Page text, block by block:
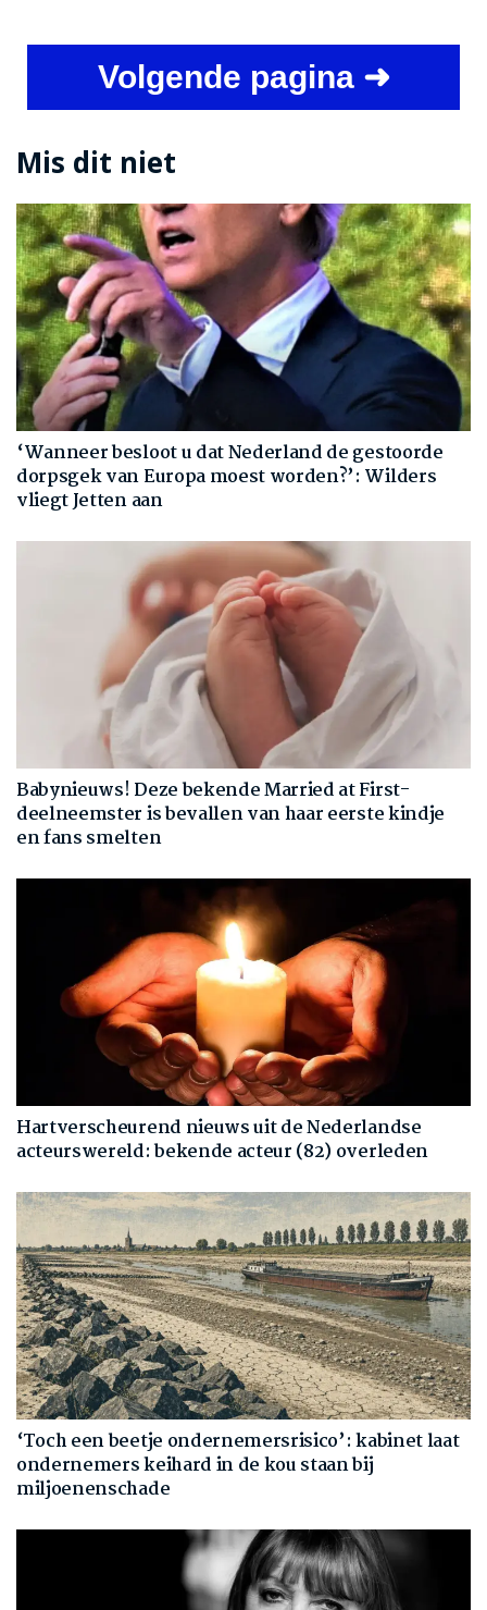
Volgende pagina ➜
Mis dit niet
‘Wanneer besloot u dat Nederland de gestoorde
dorpsgek van Europa moest worden?’: Wilders
vliegt Jetten aan
Babynieuws! Deze bekende Married at First-
deelneemster is bevallen van haar eerste kindje
en fans smelten
Hartverscheurend nieuws uit de Nederlandse
acteurswereld: bekende acteur (82) overleden
‘Toch een beetje ondernemersrisico’: kabinet laat
ondernemers keihard in de kou staan bij
miljoenenschade